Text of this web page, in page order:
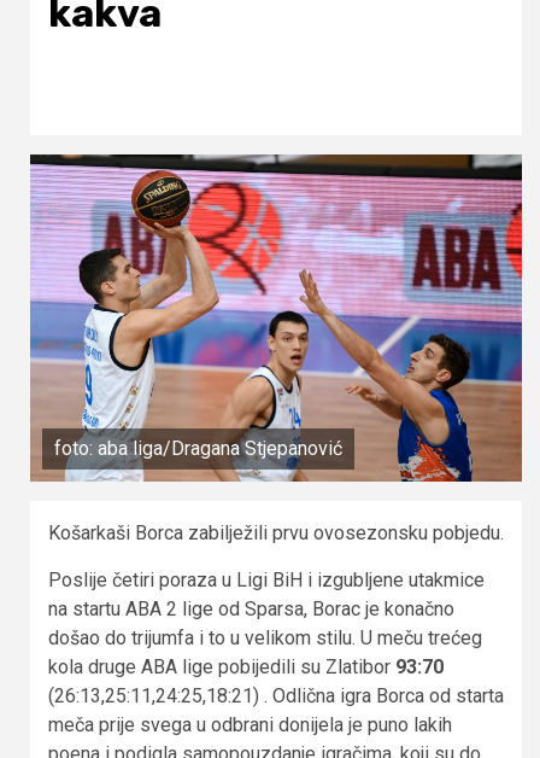
kakva
foto: aba liga/Dragana Stjepanović
Košarkaši Borca zabilježili prvu ovosezonsku pobjedu.
Poslije četiri poraza u Ligi BiH i izgubljene utakmice
na startu ABA 2 lige od Sparsa, Borac je konačno
došao do trijumfa i to u velikom stilu. U meču trećeg
kola druge ABA lige pobijedili su Zlatibor 93:70
(26:13,25:11,24:25,18:21) . Odlična igra Borca od starta
meča prije svega u odbrani donijela je puno lakih